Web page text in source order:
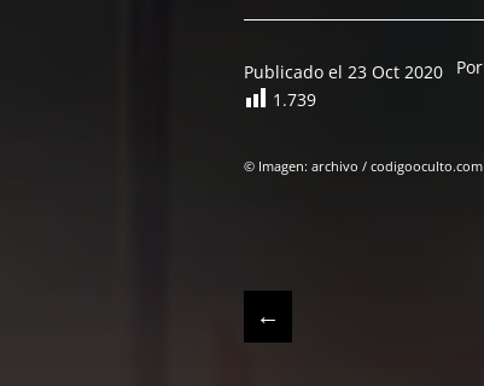
Publicado el 23 Oct 2020 Por
1.739
© Imagen: archivo / codigooculto.com
←